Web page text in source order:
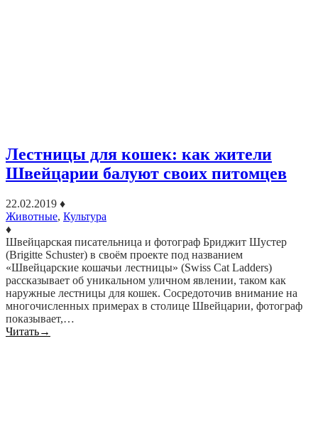
Лестницы для кошек: как жители
Швейцарии балуют своих питомцев
22.02.2019 ♦
Животные, Культура
♦
Швейцарская писательница и фотограф Бриджит Шустер
(Brigitte Schuster) в своём проекте под названием
«Швейцарские кошачьи лестницы» (Swiss Cat Ladders)
рассказывает об уникальном уличном явлении, таком как
наружные лестницы для кошек. Сосредоточив внимание на
многочисленных примерах в столице Швейцарии, фотограф
показывает,…
Читать→